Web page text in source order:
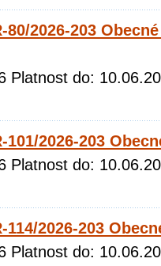
80/2026-203
Platnost do:
101/2026-203
Platnost do:
114/2026-203
Platnost do: